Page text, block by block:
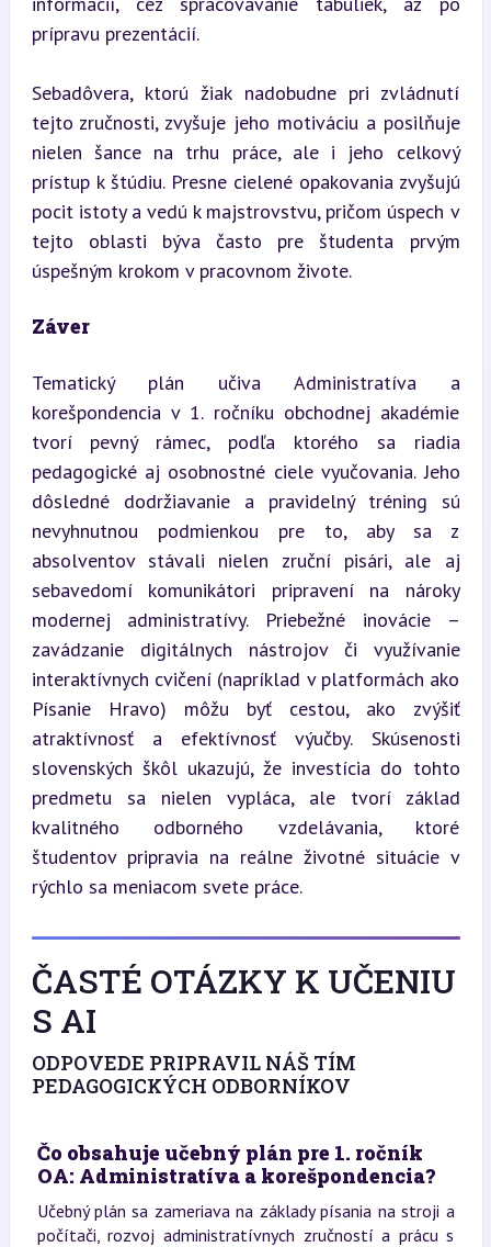
prípravu prezentácií.
Sebadôvera, ktorú žiak nadobudne pri zvládnutí
tejto zručnosti, zvyšuje jeho motiváciu a posilňuje
nielen šance na trhu práce, ale i jeho celkový
prístup k štúdiu. Presne cielené opakovania zvyšujú
pocit istoty a vedú k majstrovstvu, pričom úspech v
tejto oblasti býva často pre študenta prvým
úspešným krokom v pracovnom živote.
Záver
Tematický plán učiva Administratíva a
korešpondencia v 1. ročníku obchodnej akadémie
tvorí pevný rámec, podľa ktorého sa riadia
pedagogické aj osobnostné ciele vyučovania. Jeho
dôsledné dodržiavanie a pravidelný tréning sú
nevyhnutnou podmienkou pre to, aby sa z
absolventov stávali nielen zruční pisári, ale aj
sebavedomí komunikátori pripravení na nároky
modernej administratívy. Priebežné inovácie –
zavádzanie digitálnych nástrojov či využívanie
interaktívnych cvičení (napríklad v platformách ako
Písanie Hravo) môžu byť cestou, ako zvýšiť
atraktívnosť a efektívnosť výučby. Skúsenosti
slovenských škôl ukazujú, že investícia do tohto
predmetu sa nielen vypláca, ale tvorí základ
kvalitného odborného vzdelávania, ktoré
študentov pripravia na reálne životné situácie v
rýchlo sa meniacom svete práce.
ČASTÉ OTÁZKY K UČENIU
S AI
ODPOVEDE PRIPRAVIL NÁŠ TÍM
PEDAGOGICKÝCH ODBORNÍKOV
Čo obsahuje učebný plán pre 1. ročník
OA: Administratíva a korešpondencia?
Učebný plán sa zameriava na základy písania na stroji a
počítači, rozvoj administratívnych zručností a prácu s